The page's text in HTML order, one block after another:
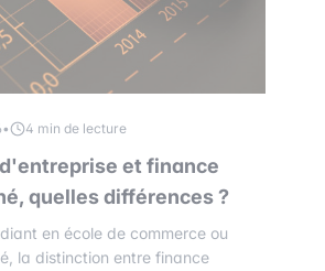
• 4 min de lecture
et finance
quelles différences ?
en école de commerce ou
la distinction entre finance